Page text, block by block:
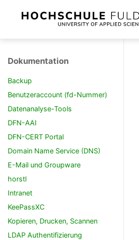
Dokumentation
Backup
Benutzeraccount (fd-Nummer)
Datenanalyse-Tools
DFN-AAI
DFN-CERT Portal
Domain Name Service (DNS)
E-Mail und Groupware
horstl
Intranet
KeePassXC
Kopieren, Drucken, Scannen
LDAP Authentifizierung